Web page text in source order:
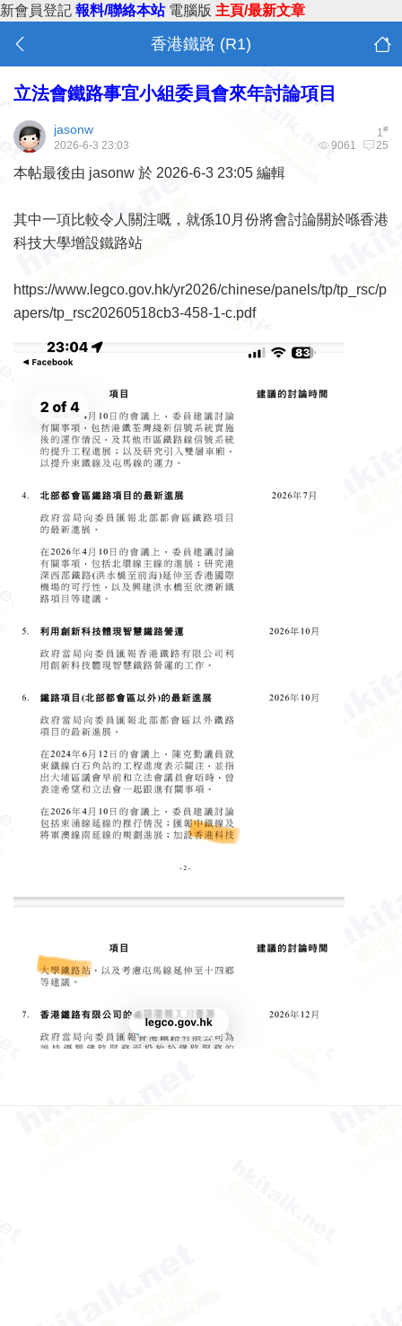
新會員登記 報料/聯絡本站 電腦版 主頁/最新文章
香港鐵路 (R1)
立法會鐵路事宜小組委員會來年討論項目
1#
jasonw
9061 25
2026-6-3 23:03
本帖最後由 jasonw 於 2026-6-3 23:05 編輯
其中一項比較令人關注嘅，就係10月份將會討論關於喺香港
科技大學增設鐵路站
https://www.legco.gov.hk/yr2026/chinese/panels/tp/tp_rsc/p
apers/tp_rsc20260518cb3-458-1-c.pdf